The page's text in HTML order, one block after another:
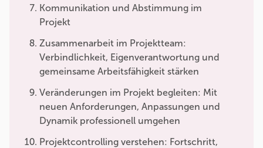
Kommunikation und Abstimmung im
Projekt
Zusammenarbeit im Projektteam:
Verbindlichkeit, Eigenverantwortung und
gemeinsame Arbeitsfähigkeit stärken
Veränderungen im Projekt begleiten: Mit
neuen Anforderungen, Anpassungen und
Dynamik professionell umgehen
Projektcontrolling verstehen: Fortschritt,